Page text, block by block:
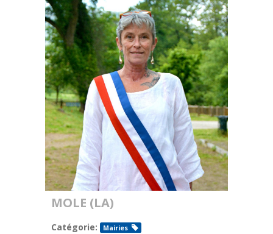
MOLE (LA)
Catégorie: Mairies